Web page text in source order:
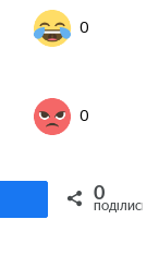
0
0
Поділитися0
ПОДІЛИСЬ